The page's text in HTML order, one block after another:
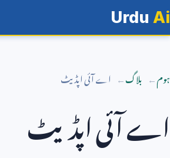
Urdu Ai
ہوم بلاگ اے آئی اپڈیٹ
اے آئی اپڈیٹ